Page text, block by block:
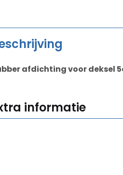
afdichting voor deksel
informatie